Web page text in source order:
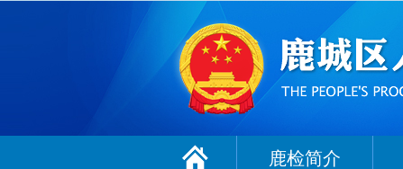
鹿检简介